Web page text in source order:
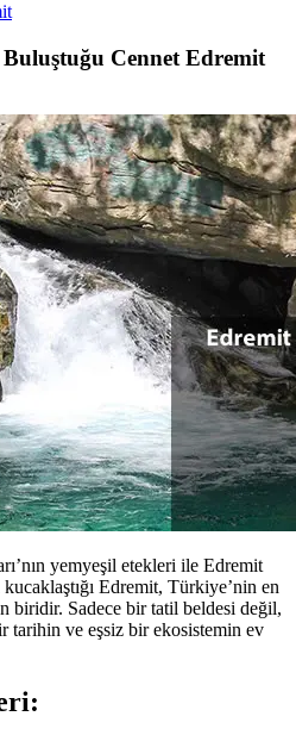
Cennet Edremit
yemyeşil etekleri ile Edremit
Edremit, Türkiye’nin en
biridir. Sadece bir tatil beldesi değil,
tarihin ve eşsiz bir ekosistemin ev